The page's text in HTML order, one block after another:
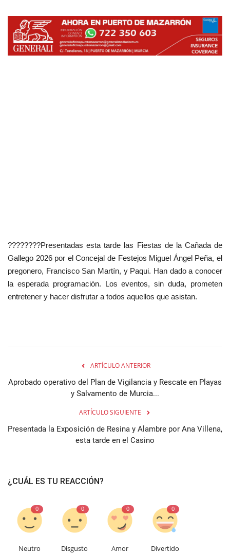
Empresas
????????Presentadas esta tarde las Fiestas de la Cañada de
Gallego 2026 por el Concejal de Festejos Miguel Ángel Peña, el
pregonero, Francisco San Martín, y Paqui. Han dado a conocer
la esperada programación. Los eventos, sin duda, prometen
entretener y hacer disfrutar a todos aquellos que asistan.
ARTÍCULO ANTERIOR
Aprobado operativo del Plan de Vigilancia y Rescate en Playas
y Salvamento de Murcia...
ARTÍCULO SIGUIENTE
Presentada la Exposición de Resina y Alambre por Ana Villena,
esta tarde en el Casino
¿CUÁL ES TU REACCIÓN?
0
Neutro
0
Disgusto
0
Amor
0
Divertido